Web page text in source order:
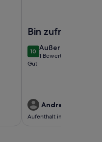
Bin zufrieden
1010 von 10
Außergewöhnlich
außergewöhnlich
1 Bewertung
(1
Gut
Andrea S.
Aufenthalt im Dez. 2023